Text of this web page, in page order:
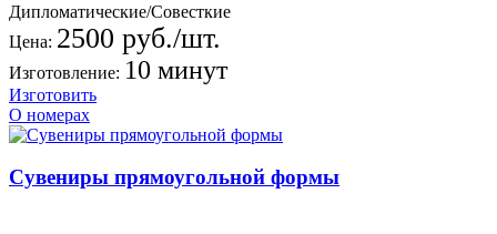
Дипломатические/Совесткие
Цена: 2500 руб./шт.
Изготовление: 10 минут
Изготовить
О номерах
Сувениры прямоугольной формы